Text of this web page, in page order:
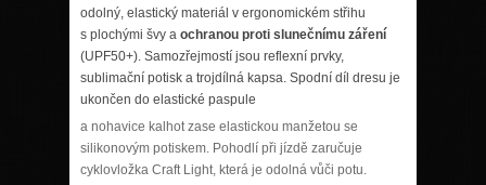
odolný, elastický materiál v ergonomickém střihu
s plochými švy a ochranou proti slunečnímu záření
(UPF50+). Samozřejmostí jsou reflexní prvky,
sublimační potisk a trojdílná kapsa. Spodní díl dresu je
ukončen do elastické paspule
a nohavice kalhot zase elastickou manžetou se
silikonovým potiskem. Pohodlí při jízdě zaručuje
cyklovložka Craft Light, která je odolná vůči potu.